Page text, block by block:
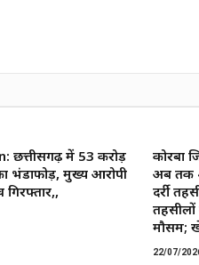
छत्तीसगढ़ में 53 करोड़
भंडाफोड़, मुख्य आरोपी
कोरबा
अब तक
दर्री
मौसम;
22/07/